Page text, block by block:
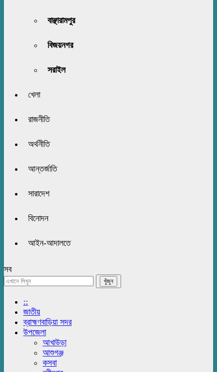
বাঞ্ছারামপুর
বিজয়নগর
সরাইল
খেলা
রাজনীতি
অর্থনীতি
আন্তর্জাতি
সারাদেশ
বিনোদন
আইন-আদালতে
সব
::
জাতীয়
ব্রাহ্মণবাড়িয়া সদর
উপজেলা
আখাউড়া
আশুগঞ্জ
কসবা